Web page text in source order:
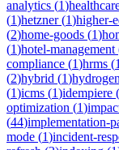
analytics (1)
(1)hetzner(1)higher-
(2)home-goods (1)
(1)hotel-management
compliance (1)hrms (1
(2)hybrid (1)hydrogen
(1)icms (1)idempiere (
optimization (1)
(44)implementation-
mode (1)incident-